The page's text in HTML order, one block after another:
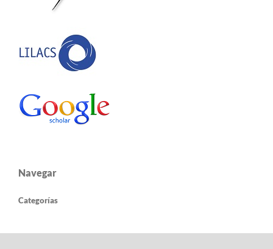
Navegar
Categorías